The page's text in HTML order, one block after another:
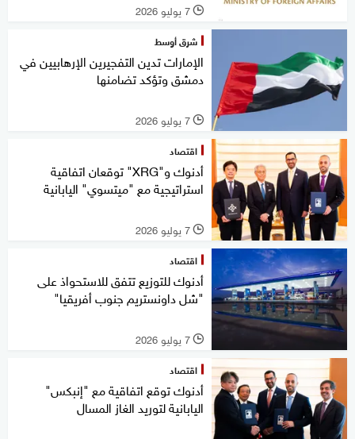
l 7 يوليو 2026
شرق أوسط
الإمارات تدين التفجيرين الإرهابيين في
دمشق وتؤكد تضامنها
l 7 يوليو 2026
اقتصاد
أدنوك و"XRG" توقعان اتفاقية
استراتيجية مع "ميتسوي" اليابانية
l 7 يوليو 2026
اقتصاد
أدنوك للتوزيع تتفق للاستحواذ على
"شل داونستريم جنوب أفريقيا"
l 7 يوليو 2026
اقتصاد
أدنوك توقع اتفاقية مع "إنبكس"
اليابانية لتوريد الغاز المسال